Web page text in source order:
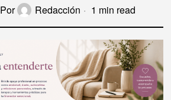
Por Redacción 1 min read